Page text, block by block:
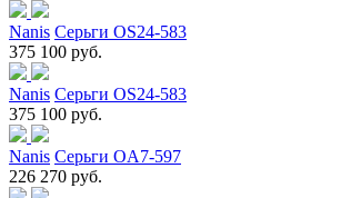
Nanis Серьги OS24-583
375 100 руб.
Nanis Серьги OS24-583
375 100 руб.
Nanis Серьги OA7-597
226 270 руб.